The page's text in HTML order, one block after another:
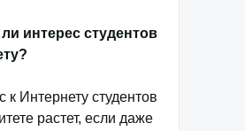
интерес студентов
Интернету студентов
растет, если даже